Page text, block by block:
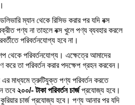
ম্যান থেকে রিসিভ করার পর যদি বক্স
পণ্য না তাহলে বক্স খুলে পণ্য ব্যবহার করলে
পরিবর্তনযোগ্য হবে না।
থেকে পরিবর্তনযোগ্য। এক্ষেত্রে আমাদের
করে তা পরিবর্তন করার পদক্ষেপ গ্রহন করবেন।
এর মাধ্যমে ত্রুটিযুক্ত পণ্য পরিবর্তন করতে
তবে২০০/- টাকা পরিবর্তন চার্জপ্রযোজ্য হবে।
কুরিয়ার চার্জ প্রযোজ্য হবে। পণ্য আনার পর যদি